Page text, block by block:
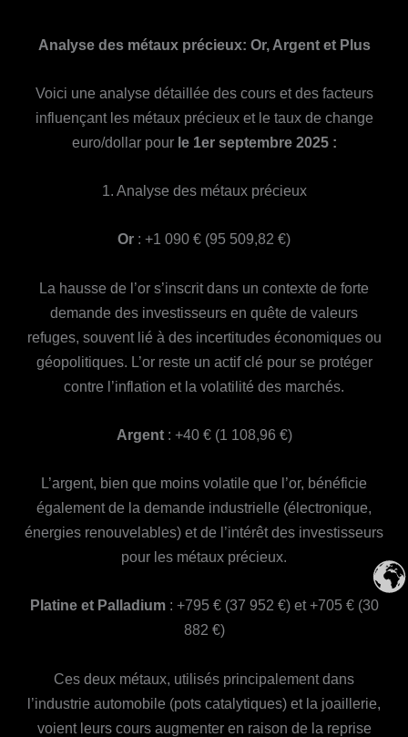
Analyse des métaux précieux: Or, Argent et Plus
Voici une analyse détaillée des cours et des facteurs
influençant les métaux précieux et le taux de change
euro/dollar pour le 1er septembre 2025 :
1. Analyse des métaux précieux
Or : +1 090 € (95 509,82 €)
La hausse de l’or s’inscrit dans un contexte de forte
demande des investisseurs en quête de valeurs
refuges, souvent lié à des incertitudes économiques ou
géopolitiques. L’or reste un actif clé pour se protéger
contre l’inflation et la volatilité des marchés.
Argent: +40 € (1 108,96 €)
L’argent, bien que moins volatile que l’or, bénéficie
également de la demande industrielle (électronique,
énergies renouvelables) et de l’intérêt des investisseurs
pour les métaux précieux.
Platine et Palladium: +795 € (37 952 €) et +705 € (30
882 €)
Ces deux métaux, utilisés principalement dans
l’industrie automobile (pots catalytiques) et la joaillerie,
voient leurs cours augmenter en raison de la reprise